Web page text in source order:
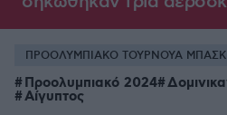
ΠΡΟΟΛΥΜΠΙΑΚΟ ΤΟΥΡΝΟΥΑ
Προολυμπιακό 2024
Αίγυπτος